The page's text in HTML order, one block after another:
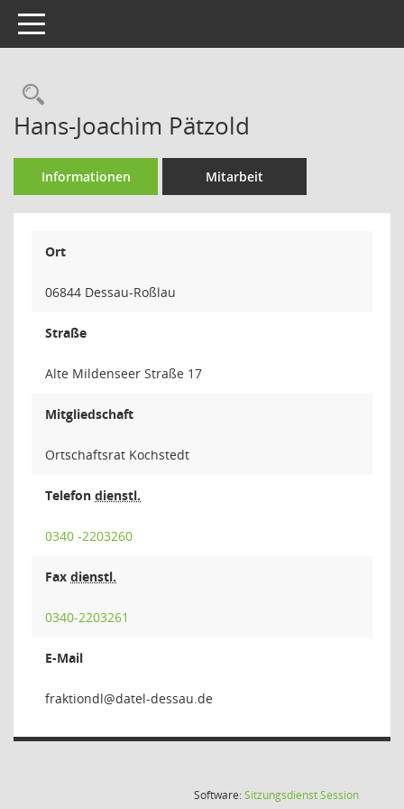
Toggle navigation
Rechercheauswahl
Hans-Joachim Pätzold
Informationen Mitarbeit
Ort
06844 Dessau-Roßlau
Straße
Alte Mildenseer Straße 17
Mitgliedschaft
Ortschaftsrat Kochstedt
Telefon dienstl.
0340 -2203260
Fax dienstl.
0340-2203261
E-Mail
ldnoi
Software:SitzungsdienstSession(Wird in